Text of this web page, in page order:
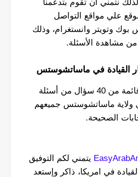
لذلك نتمني أن تقوم بتدعمنا
علي مواقع التواصل
بوك وتويتر وانستغرام، وذلك
مشاهدة الأسئلة.
القيادة في ماساتشوستس
قدمنا لكم بالأعلي قائمة من 40 سؤال من أسئلة
ولاية ماساتشوستس جميعهم
الصحيحة.
يتمني لكم التوفيق
في امريكا، ذاكر وإستعد